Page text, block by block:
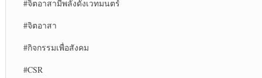
#จิตอาสามีพลังดั่งเวทมนตร์
#จิตอาสา
#กิจกรรมเพื่อสังคม
#CSR